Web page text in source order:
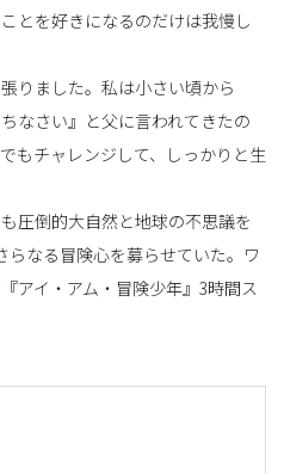
とを好きになるのだけは我慢し
りました。私は小さい頃から
なさい』と父に言われてきたの
もチャレンジして、しっかりと生
圧倒的大自然と地球の不思議を
なる冒険心を募らせていた。ワ
アイ・アム・冒険少年』3時間ス